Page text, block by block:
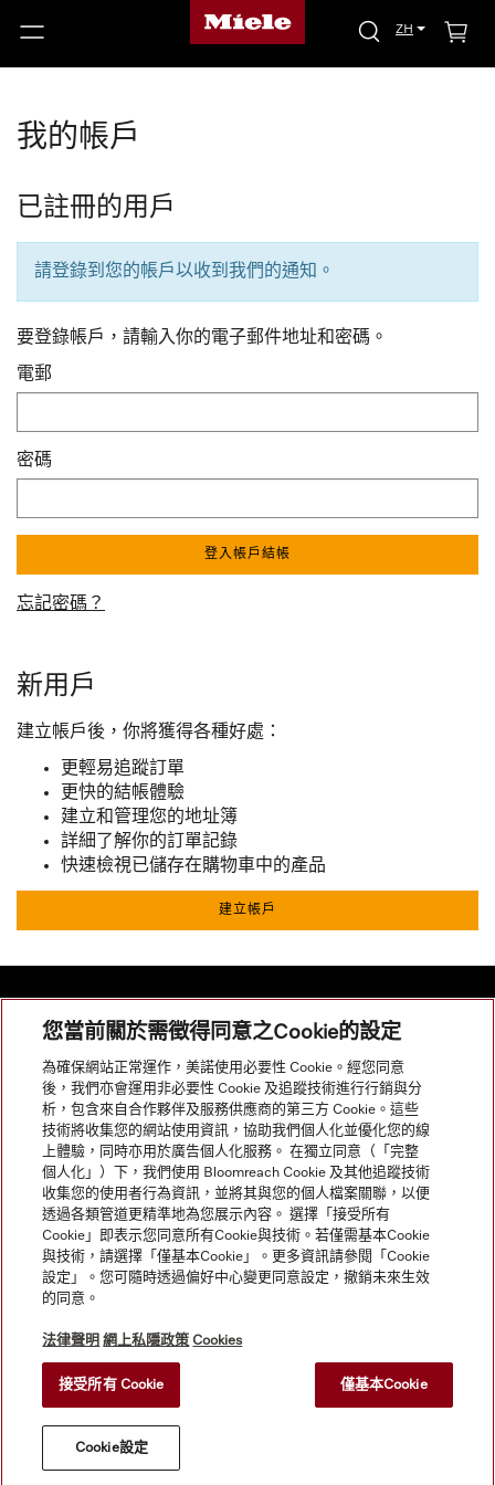
ZH
我的帳戶
已註冊的用戶
請登錄到您的帳戶以收到我們的通知。
要登錄帳戶，請輸入你的電子郵件地址和密碼。
電郵
密碼
登入帳戶結帳
忘記密碼？
新用戶
建立帳戶後，你將獲得各種好處：
更輕易追蹤訂單
更快的結帳體驗
建立和管理您的地址簿
詳細了解你的訂單記錄
快速檢視已儲存在購物車中的產品
建立帳戶
網站導航
服務
© Copyright, Miele Hong Kong Ltd. All rights reserved.
您當前關於需徵得同意之Cookie的設定
為確保網站正常運作，美諾使用必要性 Cookie。經您同意
後，我們亦會運用非必要性 Cookie 及追蹤技術進行行銷與分
析，包含來自合作夥伴及服務供應商的第三方 Cookie。這些
技術將收集您的網站使用資訊，協助我們個人化並優化您的線
上體驗，同時亦用於廣告個人化服務。 在獨立同意（「完整
個人化」）下，我們使用 Bloomreach Cookie 及其他追蹤技術
收集您的使用者行為資訊，並將其與您的個人檔案關聯，以便
透過各類管道更精準地為您展示內容。 選擇「接受所有
Cookie」即表示您同意所有Cookie與技術。若僅需基本Cookie
與技術，請選擇「僅基本Cookie」。更多資訊請參閱「Cookie
設定」。您可隨時透過偏好中心變更同意設定，撤銷未來生效
的同意。
法律聲明 網上私隱政策 Cookies
接受所有 Cookie 僅基本Cookie
Cookie設定